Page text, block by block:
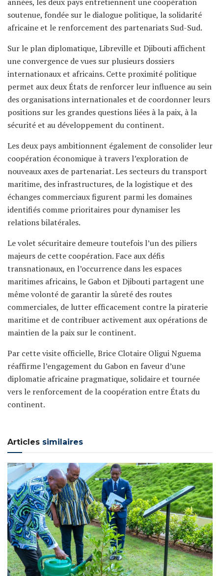
soutenue, fondée sur le dialogue politique, la solidarité
africaine et le renforcement des partenariats Sud-Sud.
Sur le plan diplomatique, Libreville et Djibouti affichent
une convergence de vues sur plusieurs dossiers
internationaux et africains. Cette proximité politique
permet aux deux États de renforcer leur influence au sein
des organisations internationales et de coordonner leurs
positions sur les grandes questions liées à la paix, à la
sécurité et au développement du continent.
Les deux pays ambitionnent également de consolider leur
coopération économique à travers l’exploration de
nouveaux axes de partenariat. Les secteurs du transport
maritime, des infrastructures, de la logistique et des
échanges commerciaux figurent parmi les domaines
identifiés comme prioritaires pour dynamiser les
relations bilatérales.
Le volet sécuritaire demeure toutefois l’un des piliers
majeurs de cette coopération. Face aux défis
transnationaux, en l’occurrence dans les espaces
maritimes africains, le Gabon et Djibouti partagent une
même volonté de garantir la sûreté des routes
commerciales, de lutter efficacement contre la piraterie
maritime et de contribuer activement aux opérations de
maintien de la paix sur le continent.
Par cette visite officielle, Brice Clotaire Oligui Nguema
réaffirme l’engagement du Gabon en faveur d’une
diplomatie africaine pragmatique, solidaire et tournée
vers le renforcement de la coopération entre États du
continent.
Articles similaires